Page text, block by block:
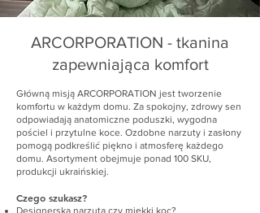
ARCORPORATION - tkanina
zapewniająca komfort
Główną misją ARCORPORATION jest tworzenie
komfortu w każdym domu. Za spokojny, zdrowy sen
odpowiadają anatomiczne poduszki, wygodna
pościel i przytulne koce. Ozdobne narzuty i zasłony
pomogą podkreślić piękno i atmosferę każdego
domu. Asortyment obejmuje ponad 100 SKU,
produkcji ukraińskiej.
Czego szukasz?
Designerska narzuta czy miękki koc?